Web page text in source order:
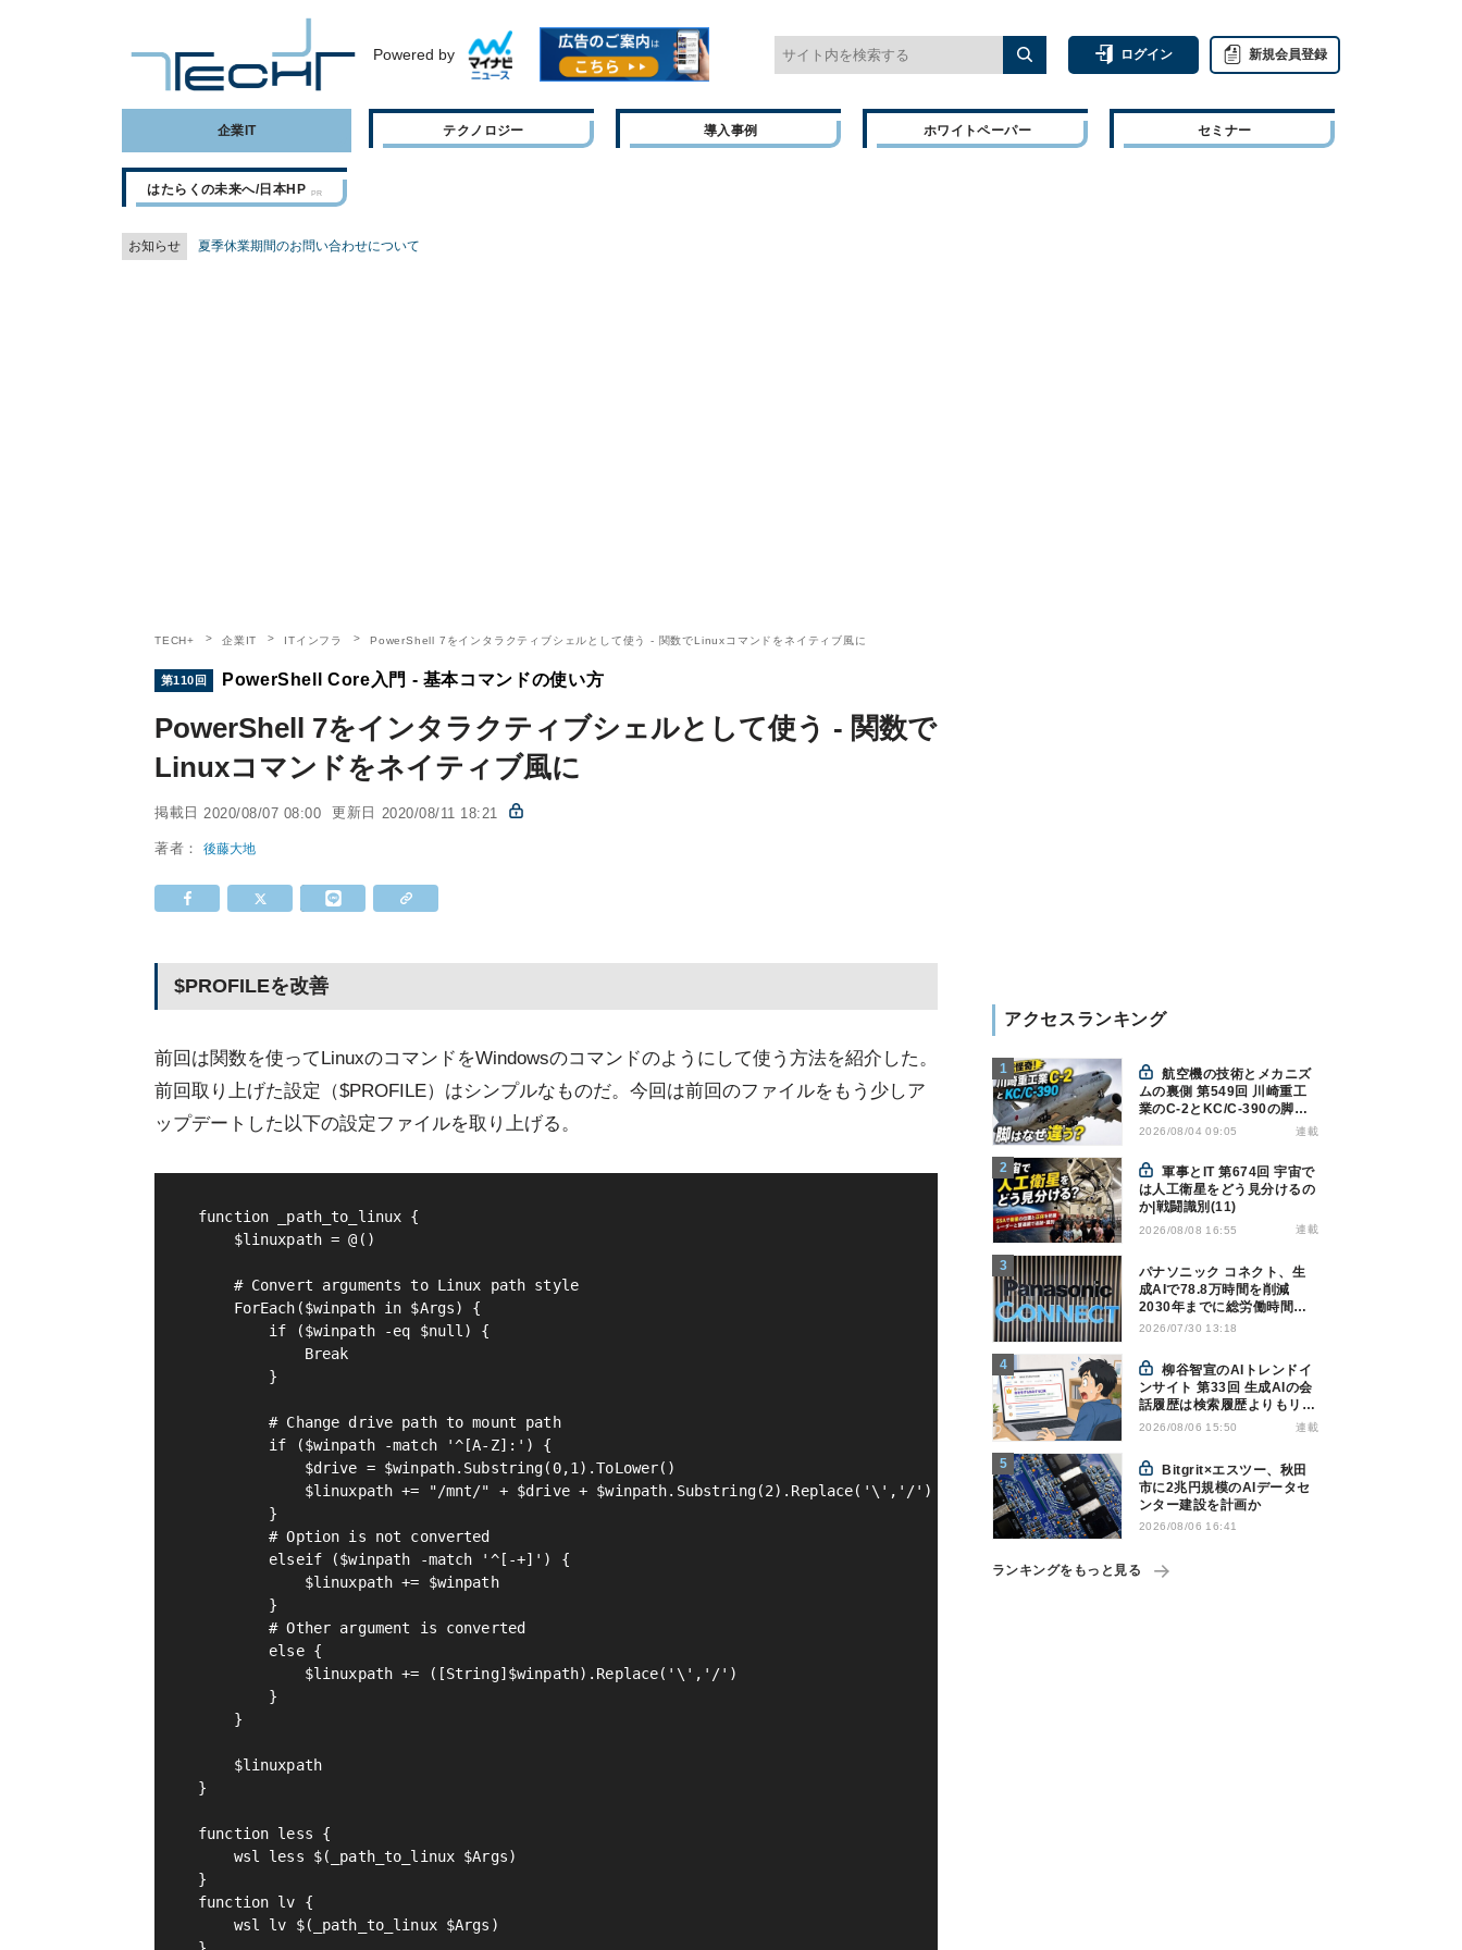
Powered by ログイン 新規会員登録
企業IT テクノロジー 導入事例 ホワイトペーパー セミナー
はたらくの未来へ/日本HP
お知らせ 夏季休業期間のお問い合わせについて
TECH+ 企業IT ITインフラ PowerShell 7をインタラクティブシェルとして使う - 関数でLinuxコマンドをネイティブ風に
第110回 PowerShell Core入門 - 基本コマンドの使い方
PowerShell 7をインタラクティブシェルとして使う - 関数で
Linuxコマンドをネイティブ風に
掲載日 2020/08/07 08:00 更新日 2020/08/11 18:21
著者：後藤大地
$PROFILEを改善
前回は関数を使ってLinuxのコマンドをWindowsのコマンドのようにして使う方法を紹介した。
前回取り上げた設定（$PROFILE）はシンプルなものだ。今回は前回のファイルをもう少しア
ップデートした以下の設定ファイルを取り上げる。
function _path_to_linux {
    $linuxpath = @()
    # Convert arguments to Linux path style
    ForEach($winpath in $Args) {
        if ($winpath -eq $null) {
            Break
        }
        # Change drive path to mount path
        if ($winpath -match '^[A-Z]:') {
            $drive = $winpath.Substring(0,1).ToLower()
            $linuxpath += "/mnt/" + $drive + $winpath.Substring(2).Replace('\','/')
        }
        # Option is not converted
        elseif ($winpath -match '^[-+]') {
            $linuxpath += $winpath
        }
        # Other argument is converted
        else {
            $linuxpath += ([String]$winpath).Replace('\','/')
        }
    }
    $linuxpath
}
function less {
    wsl less $(_path_to_linux $Args)
}
function lv {
    wsl lv $(_path_to_linux $Args)
アクセスランキング
航空機の技術とメカニズ
ムの裏側 第549回 川崎重工
業のC-2とKC/C-390の脚は
なぜ違う? - 降着装置は複雑
2026/08/04 09:05 連載
軍事とIT 第674回 宇宙で
は人工衛星をどう見分けるの
か|戦闘識別(11)
2026/08/08 16:55 連載
パナソニック コネクト、生
成AIで78.8万時間を削減
2030年までに総労働時間
10％削減へ
2026/07/30 13:18
柳谷智宣のAIトレンドイ
ンサイト 第33回 生成AIの会
話履歴は検索履歴よりもリス
キー？今のうちに情報漏洩対
2026/08/06 15:50 連載
市に2兆円規模のAIデータセ
ンター建設を計画か
2026/08/06 16:41
ランキングをもっと見る